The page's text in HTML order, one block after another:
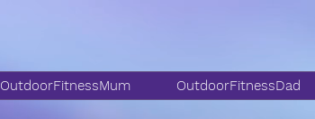
OutdoorFitnessMum OutdoorFitnessDad